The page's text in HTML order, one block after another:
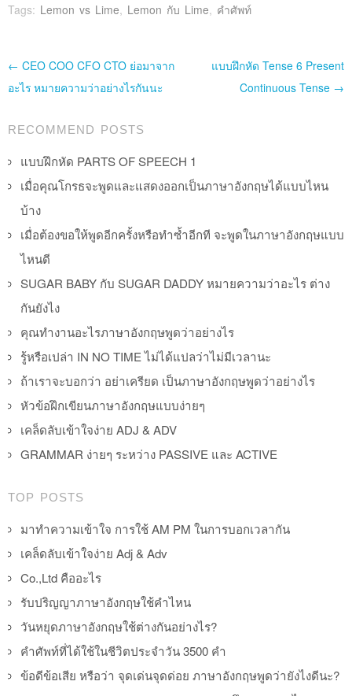
Tags: Lemon vs Lime, Lemon กับ Lime, คำศัพท์
Post navigation
← CEO COO CFO CTO ย่อมาจาก
อะไร หมายความว่าอย่างไรกันนะ
แบบฝึกหัด Tense 6 Present
Continuous Tense →
RECOMMEND POSTS
แบบฝึกหัด PARTS OF SPEECH 1
เมื่อคุณโกรธจะพูดและแสดงออกเป็นภาษาอังกฤษได้แบบไหน
บ้าง
เมื่อต้องขอให้พูดอีกครั้งหรือทำซ้ำอีกที จะพูดในภาษาอังกฤษแบบ
ไหนดี
SUGAR BABY กับ SUGAR DADDY หมายความว่าอะไร ต่าง
กันยังไง
คุณทำงานอะไรภาษาอังกฤษพูดว่าอย่างไร
รู้หรือเปล่า IN NO TIME ไม่ได้แปลว่าไม่มีเวลานะ
ถ้าเราจะบอกว่า อย่าเครียด เป็นภาษาอังกฤษพูดว่าอย่างไร
หัวข้อฝึกเขียนภาษาอังกฤษแบบง่ายๆ
เคล็ดลับเข้าใจง่าย ADJ & ADV
GRAMMAR ง่ายๆ ระหว่าง PASSIVE และ ACTIVE
TOP POSTS
มาทำความเข้าใจ การใช้ AM PM ในการบอกเวลากัน
เคล็ดลับเข้าใจง่าย Adj & Adv
Co.,Ltd คืออะไร
รับปริญญาภาษาอังกฤษใช้คำไหน
วันหยุดภาษาอังกฤษใช้ต่างกันอย่างไร?
คำศัพท์ที่ได้ใช้ในชีวิตประจำวัน 3500 คำ
ข้อดีข้อเสีย หรือว่า จุดเด่นจุดด่อย ภาษาอังกฤษพูดว่ายังไงดีนะ?